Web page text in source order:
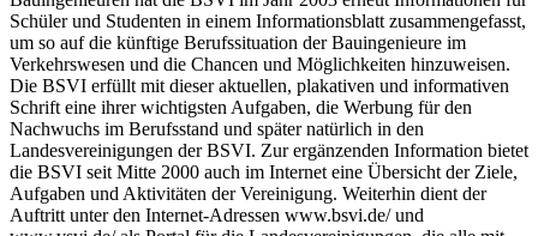
Schüler und Studenten in einem Informationsblatt zusammengefasst,
um so auf die künftige Berufssituation der Bauingenieure im
Verkehrswesen und die Chancen und Möglichkeiten hinzuweisen.
Die BSVI erfüllt mit dieser aktuellen, plakativen und informativen
Schrift eine ihrer wichtigsten Aufgaben, die Werbung für den
Nachwuchs im Berufsstand und später natürlich in den
Landesvereinigungen der BSVI. Zur ergänzenden Information bietet
die BSVI seit Mitte 2000 auch im Internet eine Übersicht der Ziele,
Aufgaben und Aktivitäten der Vereinigung. Weiterhin dient der
Auftritt unter den Internet-Adressen www.bsvi.de/ und